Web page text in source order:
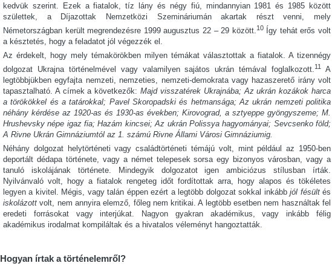
kedvük szerint. Ezek a fiatalok, tíz lány és négy fiú, mindannyian 1981 és 1985 között
születtek, a Díjazottak Nemzetközi Szemináriumán akartak részt venni, mely
Németországban került megrendezésre 1999 augusztus 22 – 29 között. 10Így tehát erős volt
a késztetés, hogy a feladatot jól végezzék el.
Az érdekelt, hogy mely témakörökben milyen témákat választottak a fiatalok. A tizennégy
dolgozat Ukrajna történelmével vagy valamilyen sajátos ukrán témával foglalkozott.11
A
legtöbbjükben egyfajta nemzeti, nemzeties, nemzeti-demokrata vagy hazaszerető irány volt
tapasztalható. A címek a következők:Majd visszatérek Ukrajnába; Az ukrán kozákok harca
a törökökkel és a tatárokkal; Pavel Skoropadski és hetmansága; Az ukrán nemzeti politika
néhány kérdése az 1920-as és 1930-as években; Kirovograd, a sztyeppe gyöngyszeme; M.
Hrushevsky népe igaz fia; Hazám kincsei; Az ukrán Polissya hagyományai; Sevcsenko föld;
A Rivne Ukrán Gimnáziumtól az 1. számú Rivne Állami Városi Gimnáziumig.
Néhány dolgozat helytörténeti vagy családtörténeti témájú volt, mint például az 1950-ben
deportált dédapa története, vagy a német telepesek sorsa egy bizonyos városban, vagy a
tanuló iskolájának története. Mindegyik dolgozatot igen ambiciózus stílusban írták.
Nyilvánvaló volt, hogy a fiatalok rengeteg időt fordítottak arra, hogy alapos és tökéletes
legyen a kivitel. Mégis, vagy talán éppen ezért a legtöbb dolgozat sokkal inkábbjól fésültés
iskolázott volt, nem annyira elemző, főleg nem kritikai. A legtöbb esetben nem használtak fel
eredeti forrásokat vagy interjúkat. Nagyon gyakran akadémikus, vagy inkább félig
akadémikus irodalmat kompiláltak és a hivatalos véleményt hangoztatták.
Hogyan írtak a történelemről?